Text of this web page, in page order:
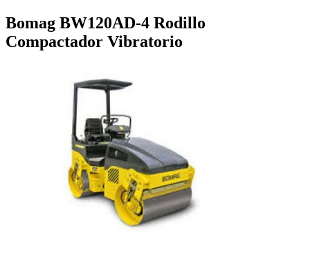
Bomag BW120AD-4 Rodillo
Compactador Vibratorio